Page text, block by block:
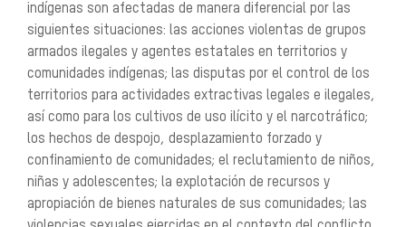
indígenas son afectadas de manera diferencial por las
siguientes situaciones: las acciones violentas de grupos
armados ilegales y agentes estatales en territorios y
comunidades indígenas; las disputas por el control de los
territorios para actividades extractivas legales e ilegales,
así como para los cultivos de uso ilícito y el narcotráfico;
los hechos de despojo, desplazamiento forzado y
confinamiento de comunidades; el reclutamiento de niños,
niñas y adolescentes; la explotación de recursos y
apropiación de bienes naturales de sus comunidades; las